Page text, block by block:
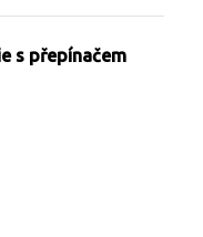
s přepínačem